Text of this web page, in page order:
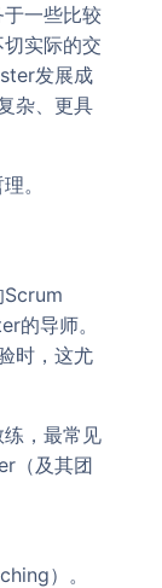
一些比较
实际的交
发展成
杂、更具
。
Scrum
的导师。
时，这尤
，最常见
（及其团
）。